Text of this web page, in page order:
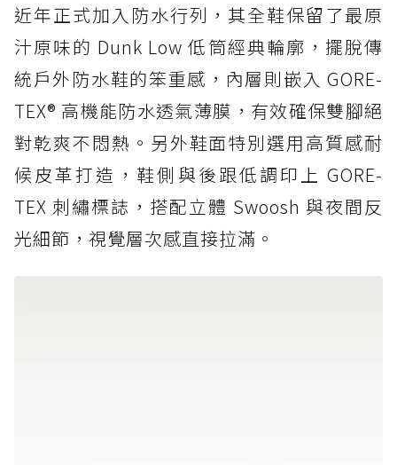
近年正式加入防水行列，其全鞋保留了最原
汁原味的 Dunk Low 低筒經典輪廓，擺脫傳
統戶外防水鞋的笨重感，內層則嵌入 GORE-
TEX® 高機能防水透氣薄膜，有效確保雙腳絕
對乾爽不悶熱。另外鞋面特別選用高質感耐
候皮革打造，鞋側與後跟低調印上 GORE-
TEX 刺繡標誌，搭配立體 Swoosh 與夜間反
光細節，視覺層次感直接拉滿。